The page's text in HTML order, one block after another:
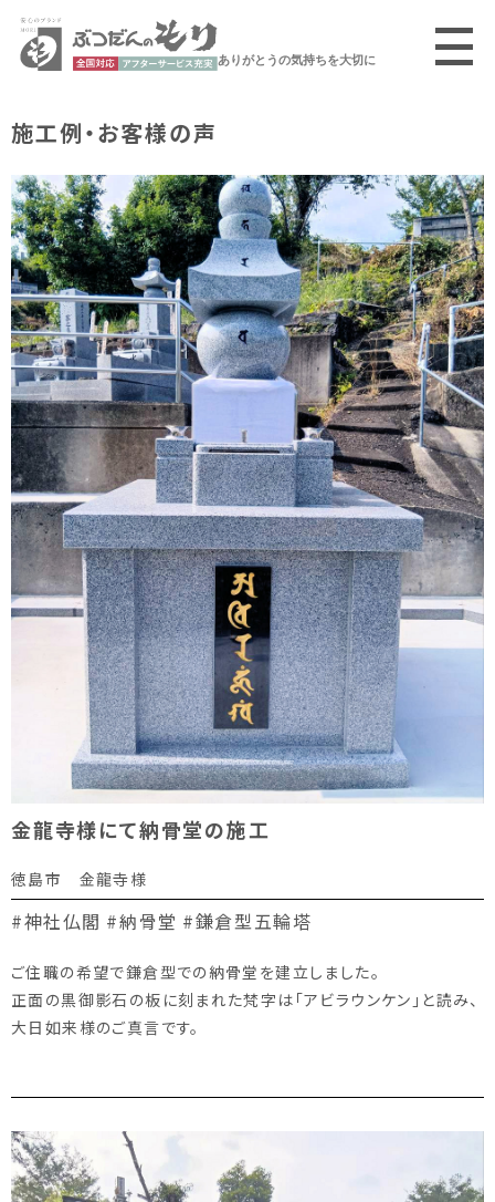
ありがとうの気持ちを大切に
施工例・お客様の声
金龍寺様にて納骨堂の施工
徳島市 金龍寺様
#神社仏閣 #納骨堂 #鎌倉型五輪塔
ご住職の希望で鎌倉型での納骨堂を建立しました。
正面の黒御影石の板に刻まれた梵字は「アビラウンケン」と読み、
大日如来様のご真言です。